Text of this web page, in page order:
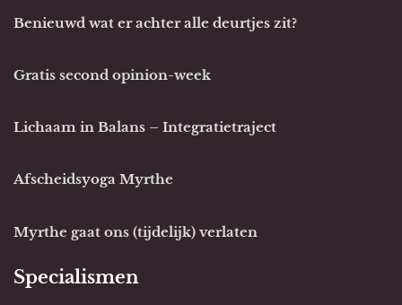
Benieuwd wat er achter alle deurtjes zit?
Gratis second opinion-week
Lichaam in Balans – Integratietraject
Afscheidsyoga Myrthe
Myrthe gaat ons (tijdelijk) verlaten
Specialismen